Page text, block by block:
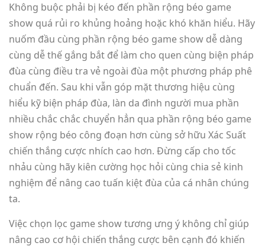
Không buộc phải bị kéo đến phần rộng béo game
show quá rủi ro khủng hoảng hoặc khó khăn hiểu. Hãy
nuốm đầu cùng phần rộng béo game show dễ dàng
cùng dễ thế gắng bắt để làm cho quen cùng biện pháp
đùa cùng điều tra vẻ ngoài đùa một phương pháp phê
chuẩn đến. Sau khi vẫn góp mặt thương hiệu cùng
hiểu kỹ biện pháp đùa, làn da đình người mua phần
nhiều chắc chắc chuyển hẳn qua phần rộng béo game
show rộng béo công đoạn hơn cùng sở hữu Xác Suất
chiến thắng cược nhích cao hơn. Đừng cấp cho tốc
nhảu cùng hãy kiên cường học hỏi cùng chia sẻ kinh
nghiệm để nâng cao tuấn kiệt đùa của cá nhân chúng
ta.
Việc chọn lọc game show tương ưng ý không chỉ giúp
nâng cao cơ hội chiến thắng cược bên cạnh đó khiến